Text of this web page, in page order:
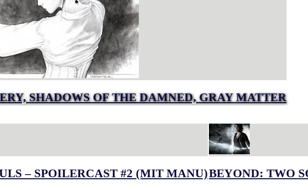
SHADOWS OF THE DAMNED, GRAY MATTER
– SPOILERCAST #2 (MIT MANU)BEYOND: TWO